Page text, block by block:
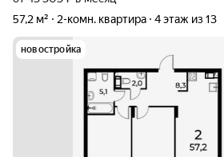
57,2 м²
2-комн. квартира 4 этаж из 13
новостройка